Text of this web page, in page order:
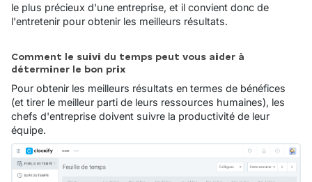
le plus précieux d'une entreprise, et il convient donc de
l'entretenir pour obtenir les meilleurs résultats.
Comment le suivi du temps peut vous aider à
déterminer le bon prix
Pour obtenir les meilleurs résultats en termes de bénéfices
(et tirer le meilleur parti de leurs ressources humaines), les
chefs d'entreprise doivent suivre la productivité de leur
équipe.